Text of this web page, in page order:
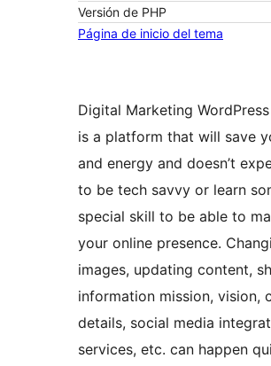
Versión de PHP
Página de inicio del tema
Digital Marketing
is a platform that will save
and energy and doesn’t
to be tech savvy or learn
special skill to be able to
your online presence.
images, updating content,
information mission, vision,
details, social media
services, etc. can happen